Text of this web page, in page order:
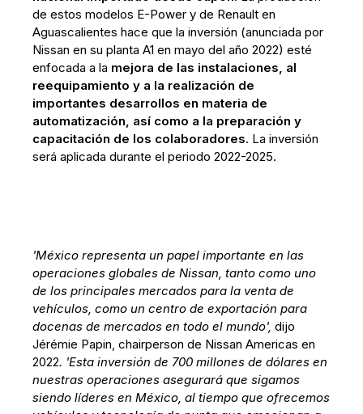
de estos modelos E-Power y de Renault en
Aguascalientes hace que la inversión (anunciada por
Nissan en su planta A1 en mayo del año 2022) esté
enfocada a la mejora de las instalaciones, al
reequipamiento y a la realización de
importantes desarrollos en materia de
automatización, así como a la preparación y
capacitación de los colaboradores. La inversión
será aplicada durante el periodo 2022-2025.
'México representa un papel importante en las
operaciones globales de Nissan, tanto como uno
de los principales mercados para la venta de
vehículos, como un centro de exportación para
docenas de mercados en todo el mundo',dijo
Jérémie Papin, chairperson de Nissan Americas en
2022. 'Esta inversión de 700 millones de dólares en
nuestras operaciones asegurará que sigamos
siendo líderes en México, al tiempo que ofrecemos